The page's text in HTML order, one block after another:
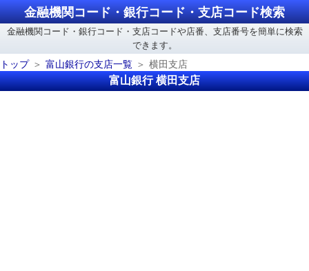
金融機関コード・銀行コード・支店コード検索
金融機関コード・銀行コード・支店コードや店番、支店番号を簡単に検索
できます。
トップ
富山銀行の支店一覧 横田支店
富山銀行 横田支店